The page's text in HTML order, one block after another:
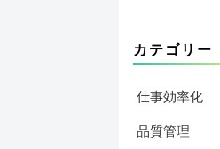
カテゴリー
仕事効率化
品質管理